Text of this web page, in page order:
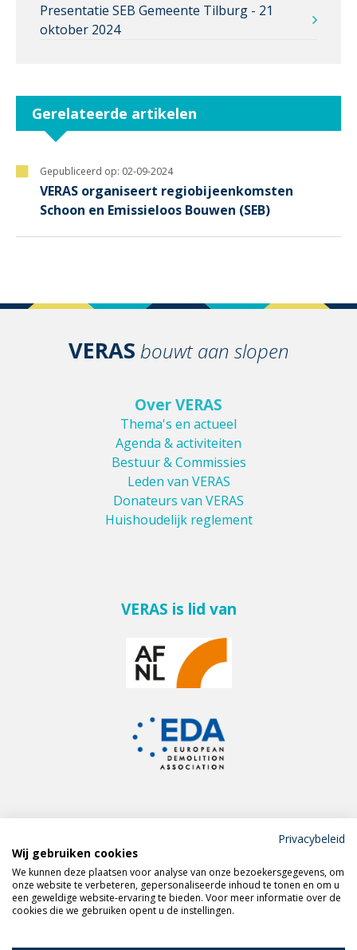
Presentatie SEB Gemeente Tilburg - 21
oktober 2024
Gerelateerde artikelen
Gepubliceerd op: 02-09-2024
VERAS organiseert regiobijeenkomsten
Schoon en Emissieloos Bouwen (SEB)
VERAS bouwt aan slopen
Over VERAS
Thema's en actueel
Agenda & activiteiten
Bestuur & Commissies
Leden van VERAS
Donateurs van VERAS
Huishoudelijk reglement
VERAS is lid van
Meld je aan voor de
VERAS nieuwsbrief
Volg VERAS op
Privacybeleid
Wij gebruiken cookies
We kunnen deze plaatsen voor analyse van onze bezoekersgegevens, om
onze website te verbeteren, gepersonaliseerde inhoud te tonen en om u
een geweldige website-ervaring te bieden. Voor meer informatie over de
cookies die we gebruiken opent u de instellingen.